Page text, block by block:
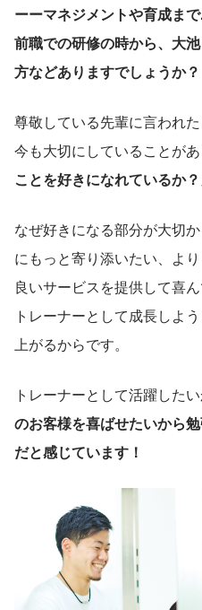
ーーマネジメントや育成ま
前職での研修の時から、大
方などありますでしょうか？
尊敬している先輩に言われ
今も大切にしていることがあ
ことを好きになれているか？
なぜ好きになる部分が大切
にもっと寄り添いたい、よ
良いサービスを提供して喜
トレーナーとして成長しよ
上がるからです。
トレーナーとして活躍した
のお客様を喜ばせたいから
だと感じています！